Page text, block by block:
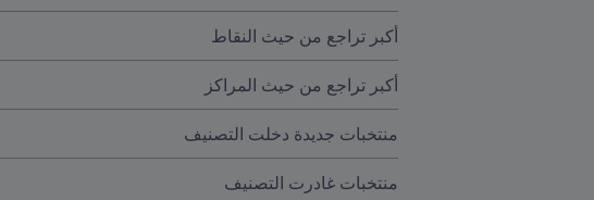
أكبر تراجع من حيث النقاط
أكبر تراجع من حيث المراكز
منتخبات جديدة دخلت التصنيف
منتخبات غادرت التصنيف